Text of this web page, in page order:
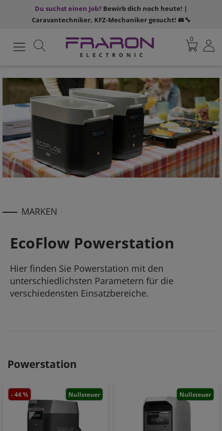
Du suchst einen Job? Bewirb dich noch heute! |
Caravantechniker, KFZ-Mechaniker gesucht! 🚐🔧
0
MARKEN
EcoFlow Powerstation
Hier finden Sie Powerstation mit den
unterschiedlichsten Parametern für die
verschiedensten Einsatzbereiche.
Powerstation
- 44 % Nullsteuer Nullsteuer